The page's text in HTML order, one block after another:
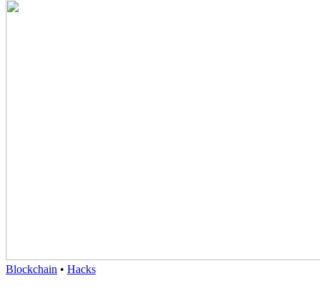
Blockchain • Hacks